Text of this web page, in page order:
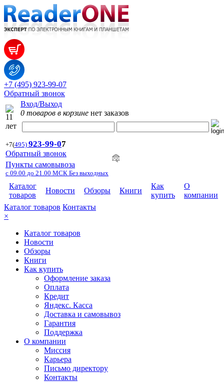
+7 (495) 923-99-07
Обратный звонок
Вход/Выход
0 товаров в корзине нет заказов
+7(495) 923-99-07
Обратный звонок
Пункты самовывоза
с 09.00 до 21.00 МСК Без выходных
Каталог
товаров
Новости Обзоры Книги
Как
купить
О
компании
Каталог товаров Контакты
×
Каталог товаров
Новости
Обзоры
Книги
Как купить
Оформление заказа
Оплата
Кредит
Яндекс. Касса
Доставка и самовывоз
Гарантия
Поддержка
О компании
Миссия
Карьера
Письмо директору
Контакты